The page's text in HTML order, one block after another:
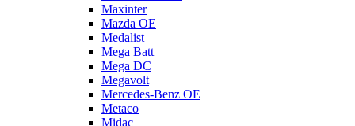
Maxinter
Mazda OE
Medalist
Mega Batt
Mega DC
Megavolt
Mercedes-Benz OE
Metaco
Midac